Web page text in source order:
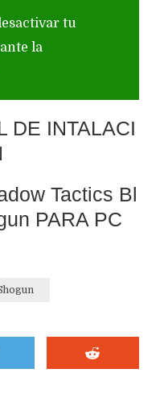
tu
la
DE INTALACI
Tactics Bl
PARA PC